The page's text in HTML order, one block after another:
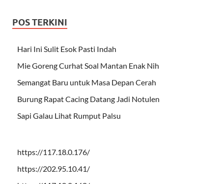
POS TERKINI
Hari Ini Sulit Esok Pasti Indah
Mie Goreng Curhat Soal Mantan Enak Nih
Semangat Baru untuk Masa Depan Cerah
Burung Rapat Cacing Datang Jadi Notulen
Sapi Galau Lihat Rumput Palsu
https://117.18.0.176/
https://202.95.10.41/